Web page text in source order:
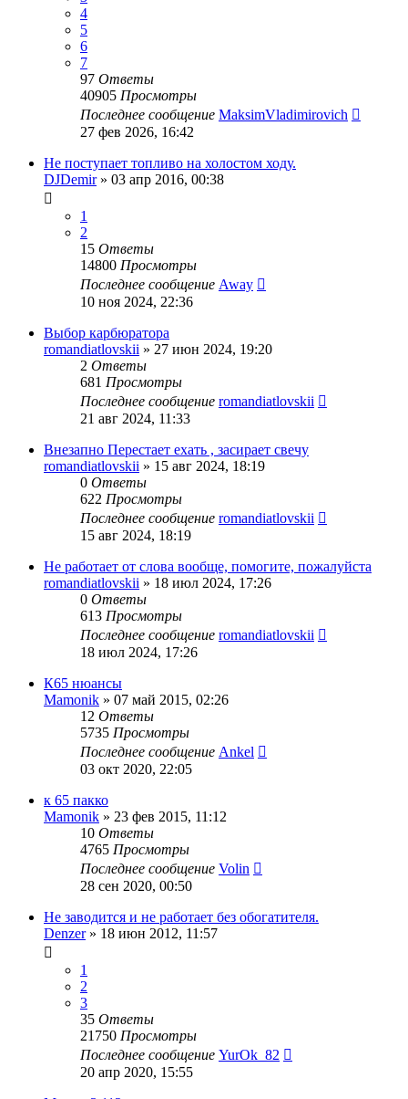
4
5
6
7
97 Ответы
40905 Просмотры
Последнее сообщение MaksimVladimirovich
27 фев 2026, 16:42
Не поступает топливо на холостом ходу.
DJDemir» 03 апр 2016, 00:38
1
2
15 Ответы
14800 Просмотры
Последнее сообщение Away
10 ноя 2024, 22:36
Выбор карбюратора
romandiatlovskii » 27 июн 2024, 19:20
2 Ответы
681 Просмотры
Последнее сообщение romandiatlovskii
21 авг 2024, 11:33
Внезапно Перестает ехать , засирает свечу
romandiatlovskii » 15 авг 2024, 18:19
0 Ответы
622 Просмотры
Последнее сообщение romandiatlovskii
15 авг 2024, 18:19
Не работает от слова вообще, помогите, пожалуйста
romandiatlovskii » 18 июл 2024, 17:26
0 Ответы
613 Просмотры
Последнее сообщение romandiatlovskii
18 июл 2024, 17:26
К65 нюансы
Mamonik » 07 май 2015, 02:26
12 Ответы
5735 Просмотры
Последнее сообщение Ankel
03 окт 2020, 22:05
к 65 пакко
Mamonik » 23 фев 2015, 11:12
10 Ответы
4765 Просмотры
Последнее сообщение Volin
28 сен 2020, 00:50
Не заводится и не работает без обогатителя.
Denzer» 18 июн 2012, 11:57
1
2
3
35 Ответы
21750 Просмотры
Последнее сообщение YurOk_82
20 апр 2020, 15:55